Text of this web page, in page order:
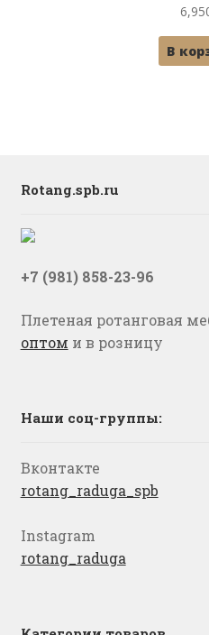
В
Rotang.spb.ru
+7 (981) 858-23-96
Плетеная ротанговая
оптом и в розницу
Наши соц-группы:
Вконтакте
rotang_raduga_spb
Instagram
rotang_raduga